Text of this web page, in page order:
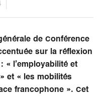
de Conférence
sur la réflexion
« l’employabilité et
et « les mobilités
francophone ». Cet